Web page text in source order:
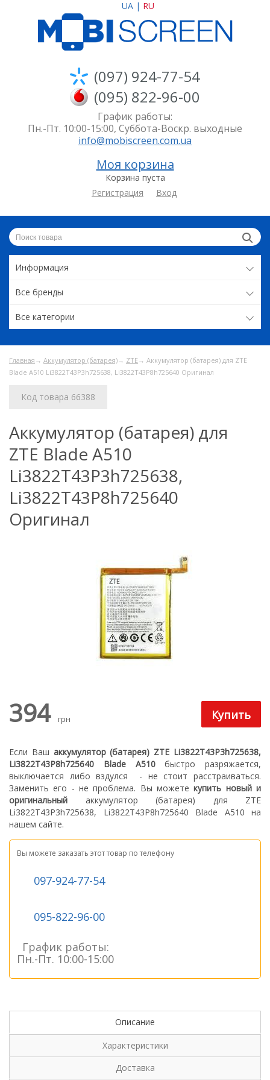
UA | RU
(097) 924-77-54
(095) 822-96-00
График работы:
Пн.-Пт. 10:00-15:00, Суббота-Воскр. выходные
info@mobiscreen.com.ua
Моя корзина
Корзина пуста
Регистрация
Вход
Информация
Все бренды
Все категории
Главная → Аккумулятор (батарея)→ ZTE→ Аккумулятор (батарея) для ZTE
Blade A510 Li3822T43P3h725638, Li3822T43P8h725640 Оригинал
Код товара 66388
Аккумулятор (батарея) для
ZTE Blade A510
Li3822T43P3h725638,
Li3822T43P8h725640
Оригинал
394 грн
Если Ваш аккумулятор (батарея) ZTE Li3822T43P3h725638,
Li3822T43P8h725640 Blade A510быстро разряжается,
выключается либо вздулся
- не стоит расстраиваться.
Заменить его - не проблема. Вы можетекупить новый и
оригинальный аккумулятор (батарея) для ZTE
Li3822T43P3h725638, Li3822T43P8h725640 Blade A510 на
нашем сайте.
Вы можете заказать этот товар по телефону
097-924-77-54
095-822-96-00
График работы:
Пн.-Пт. 10:00-15:00
Описание
Характеристики
Доставка